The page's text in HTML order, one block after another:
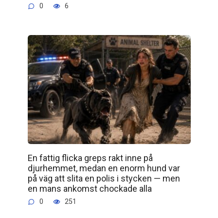
0 6
En fattig flicka greps rakt inne på
djurhemmet, medan en enorm hund var
på väg att slita en polis i stycken — men
en mans ankomst chockade alla
0 251